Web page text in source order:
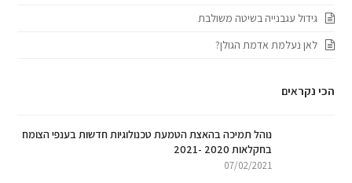
גידול עגבנייה בשיטה משולבת
לאן נעלמת אדמת הגולן?
הכי נקראים
נוהל תמיכה בהאצת הטמעת טכנולוגיות חדשות בענפי הצומח
בחקלאות 2020 -2021
07/02/2021